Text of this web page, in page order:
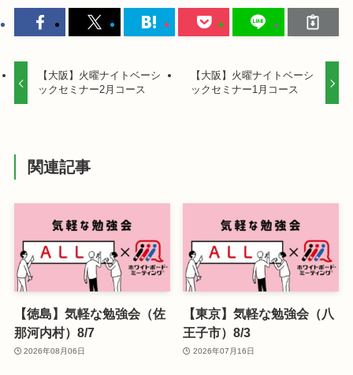
【大阪】火曜ナイトベーシ
ックセミナー2月コース
【大阪】火曜ナイトベーシ
ックセミナー1月コース
関連記事
【徳島】気軽な勉強会（佐
那河内村）8/7
2026年08月06日
【東京】気軽な勉強会（八
王子市）8/3
2026年07月16日